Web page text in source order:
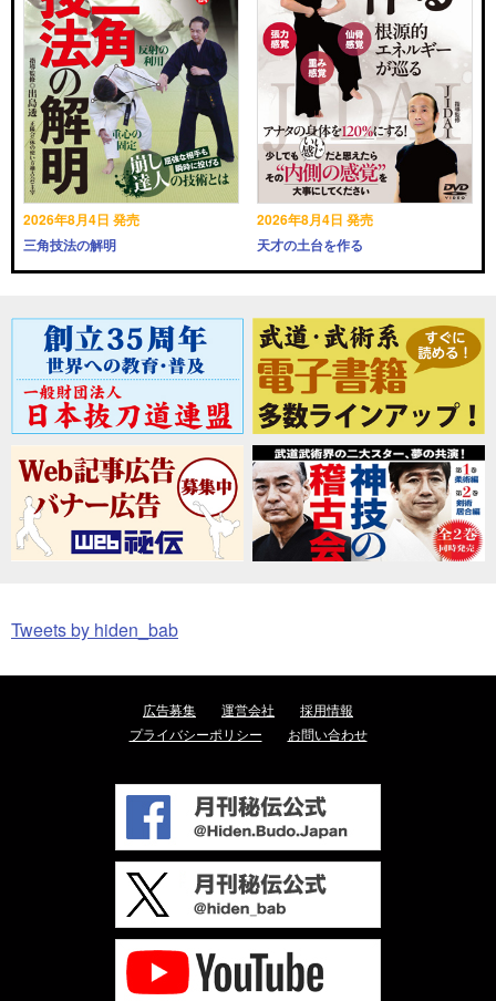
2026年8月4日 発売
三角技法の解明
2026年8月4日 発売
天才の土台を作る
Tweets by hiden_bab
広告募集 運営会社
採用情報
プライバシーポリシー
お問い合わせ